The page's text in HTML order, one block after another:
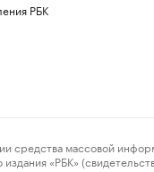
РБК
массовой
«РБК»